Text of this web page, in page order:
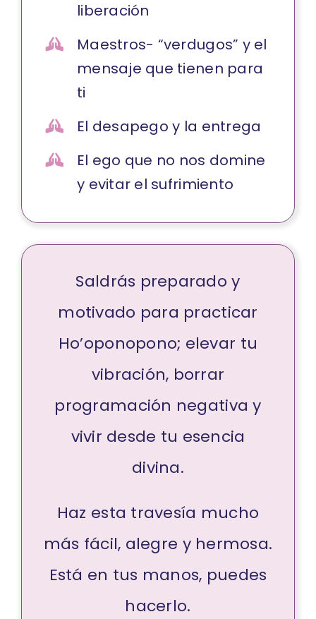
liberación
Maestros- “verdugos” y el
mensaje que tienen para
ti
El desapego y la entrega
El ego que no nos domine
y evitar el sufrimiento
Saldrás preparado y
motivado para practicar
Ho’oponopono; elevar tu
vibración, borrar
programación negativa y
vivir desde tu esencia
divina.
Haz esta travesía mucho
más fácil, alegre y hermosa.
Está en tus manos, puedes
hacerlo.